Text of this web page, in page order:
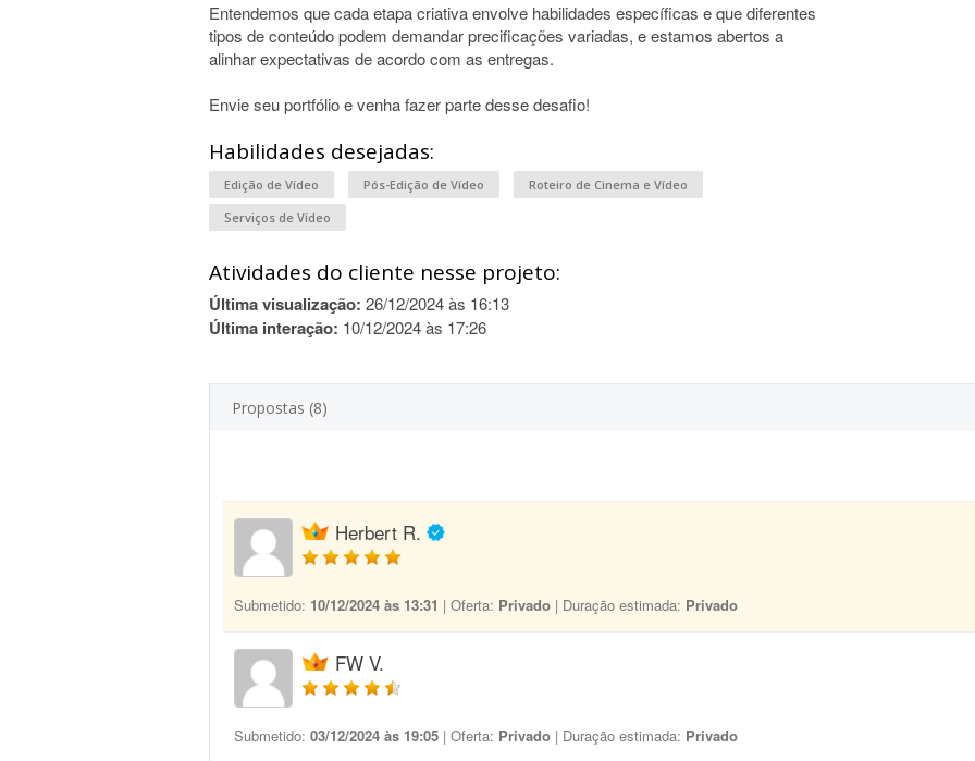
Entendemos que cada etapa criativa envolve habilidades específicas e que diferentes
tipos de conteúdo podem demandar precificações variadas, e estamos abertos a
alinhar expectativas de acordo com as entregas.
Envie seu portfólio e venha fazer parte desse desafio!
Habilidades desejadas:
Edição de Vídeo Pós-Edição de Vídeo
Roteiro de Cinema e Vídeo
Serviços de Vídeo
Atividades do cliente nesse projeto:
Última visualização: 26/12/2024 às 16:13
Última interação: 10/12/2024 às 17:26
Propostas (8)
Herbert R.
Submetido: 10/12/2024 às 13:31 | Oferta: Privado | Duração estimada: Privado
FW V.
Submetido: 03/12/2024 às 19:05 | Oferta: Privado | Duração estimada: Privado